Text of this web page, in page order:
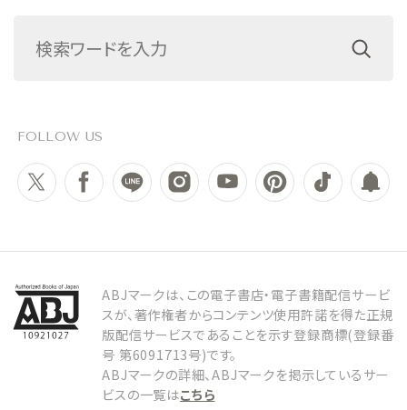
FOLLOW US
ABJマークは、この電子書店・電子書籍配信サービ
スが、著作権者からコンテンツ使用許諾を得た正規
版配信サービスであることを示す登録商標(登録番
号 第6091713号)です。
ABJマークの詳細、ABJマークを掲示しているサー
ビスの一覧はこちら